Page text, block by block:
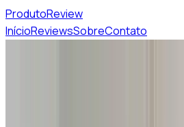
ProdutoReview
InícioReviewsSobreContato